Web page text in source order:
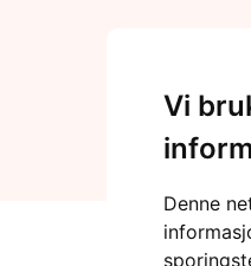
Vi
Denne